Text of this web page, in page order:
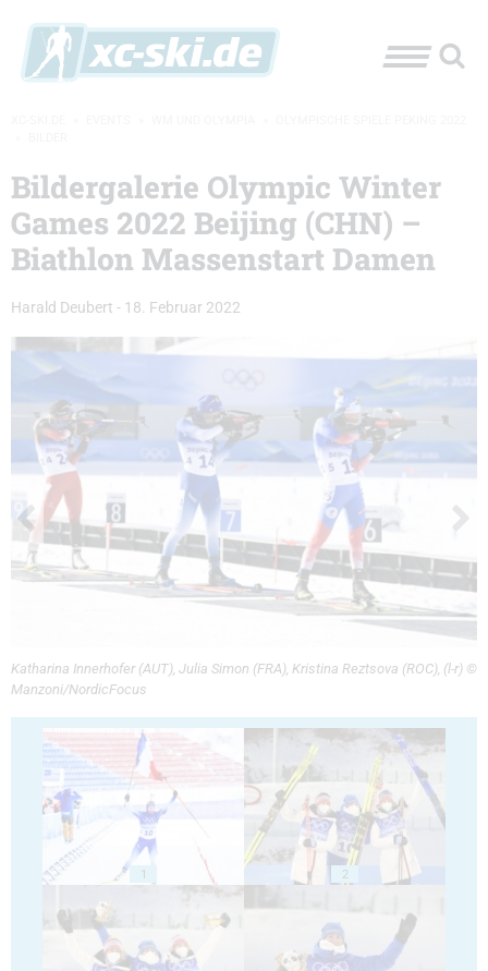
Bildergalerie Olympic Winter
Games 2022 Beijing (CHN) –
Biathlon Massenstart Damen
Harald Deubert - 18. Februar 2022
Katharina Innerhofer (AUT), Julia Simon (FRA), Kristina Reztsova (ROC), (l-r) ©
Manzoni/NordicFocus
1 2